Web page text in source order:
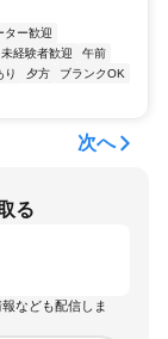
ター歓迎
未経験者歓迎
午前
り 夕方
ブランクOK
次へ
る
なども配信しま